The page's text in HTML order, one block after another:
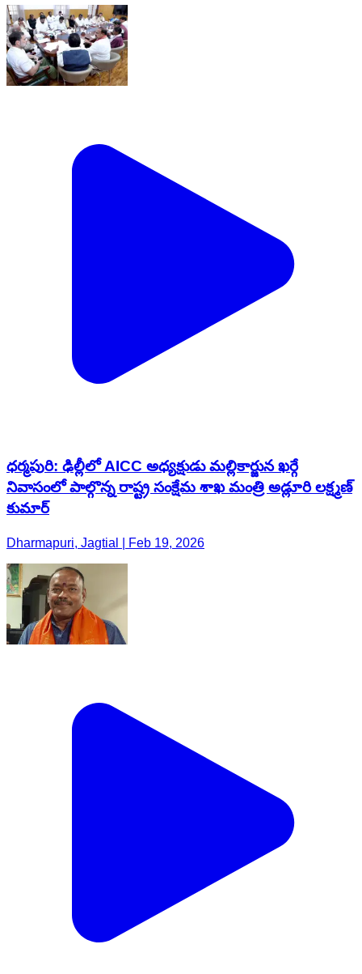
ధర్మపురి: ఢిల్లీలో AICC అధ్యక్షుడు మల్లికార్జున ఖర్గే
నివాసంలో పాల్గొన్న రాష్ట్ర సంక్షేమ శాఖ మంత్రి అడ్లూరి లక్ష్మణ్
కుమార్
Dharmapuri, Jagtial | Feb 19, 2026